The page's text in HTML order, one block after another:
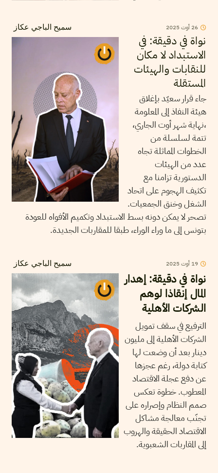
سميح الباجي عكاز 26 أوت 2025
نواة في دقيقة: في
الاستبداد لا مكان
للنقابات والهيئات
المستقلة
جاء قرار سعيّد بإغلاق
هيئة النفاذ إلى المعلومة
،نهاية شهر أوت الجاري،
تتمة لسلسلة من
الخطوات المماثلة تجاه
عدد من الهيئات
الدستورية تزامنا مع
تكثيف الهجوم على اتحاد
الشغل وخنق الجمعيات.
تصحر لا يمكن دونه بسط الاستبداد وتكميم الأفواه للعودة
بتونس إلى ما وراء الوراء، طبقا للمقاربات الجديدة.
سميح الباجي عكاز 19 أوت 2025
نواة في دقيقة: إهدار
المال إنقاذا لوهم
الشركات الأهلية
الترفيع في سقف تمويل
الشركات الأهلية إلى مليون
دينار بعد أن وضعت لها
كتابة دولة، رغم عجزها
عن دفع عجلة الاقتصاد
المعطوب. خطوة تعكس
صمم النظام وإصراره على
تجنّب معالجة مشاكل
الاقتصاد الحقيقة والهروب
إلى المقاربات الشعبوية.